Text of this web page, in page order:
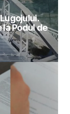
la Podul de